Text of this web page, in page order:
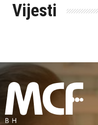
Vijesti